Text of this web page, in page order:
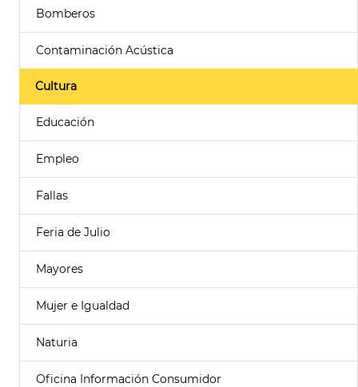
Bomberos
Contaminación Acústica
Cultura
Educación
Empleo
Fallas
Feria de Julio
Mayores
Mujer e Igualdad
Naturia
Oficina Información Consumidor